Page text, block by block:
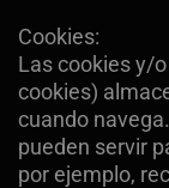
Cookies:
Las cookies y/
cookies)
cuando
pueden servir
por ejemplo,